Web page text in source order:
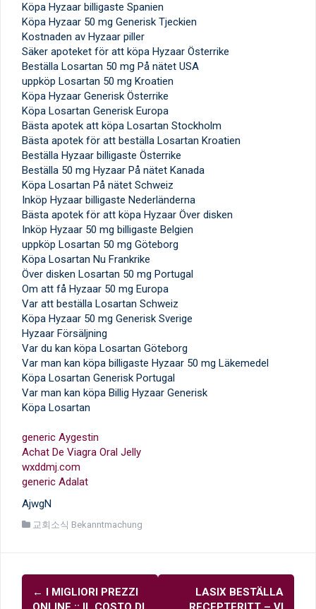
Köpa Hyzaar billigaste Spanien
Köpa Hyzaar 50 mg Generisk Tjeckien
Kostnaden av Hyzaar piller
Säker apoteket för att köpa Hyzaar Österrike
Beställa Losartan 50 mg På nätet USA
uppköp Losartan 50 mg Kroatien
Köpa Hyzaar Generisk Österrike
Köpa Losartan Generisk Europa
Bästa apotek att köpa Losartan Stockholm
Bästa apotek för att beställa Losartan Kroatien
Beställa Hyzaar billigaste Österrike
Beställa 50 mg Hyzaar På nätet Kanada
Köpa Losartan På nätet Schweiz
Inköp Hyzaar billigaste Nederländerna
Bästa apotek för att köpa Hyzaar Över disken
Inköp Hyzaar 50 mg billigaste Belgien
uppköp Losartan 50 mg Göteborg
Köpa Losartan Nu Frankrike
Över disken Losartan 50 mg Portugal
Om att få Hyzaar 50 mg Europa
Var att beställa Losartan Schweiz
Köpa Hyzaar 50 mg Generisk Sverige
Hyzaar Försäljning
Var du kan köpa Losartan Göteborg
Var man kan köpa billigaste Hyzaar 50 mg Läkemedel
Köpa Losartan Generisk Portugal
Var man kan köpa Billig Hyzaar Generisk
Köpa Losartan
generic Aygestin
Achat De Viagra Oral Jelly
wxddmj.com
generic Adalat
AjwgN
교회소식 Bekanntmachung
글
←
I MIGLIORI PREZZI
LASIX BESTÄLLA